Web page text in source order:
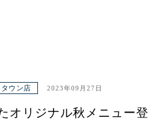
ウン店 2023年09月27日
オリジナル秋メニュー登